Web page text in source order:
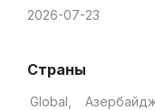
2026-07-23
Страны
Global